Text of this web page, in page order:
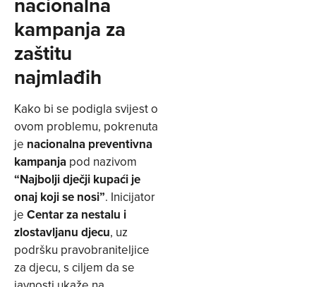
kampanja za
zaštitu
najmlađih
Kako bi se podigla svijest o
ovom problemu, pokrenuta
je nacionalna preventivna
kampanja pod nazivom
“Najbolji dječji kupaći je
onaj koji se nosi”. Inicijator
je Centar za nestalu i
zlostavljanu djecu, uz
podršku pravobraniteljice
za djecu, s ciljem da se